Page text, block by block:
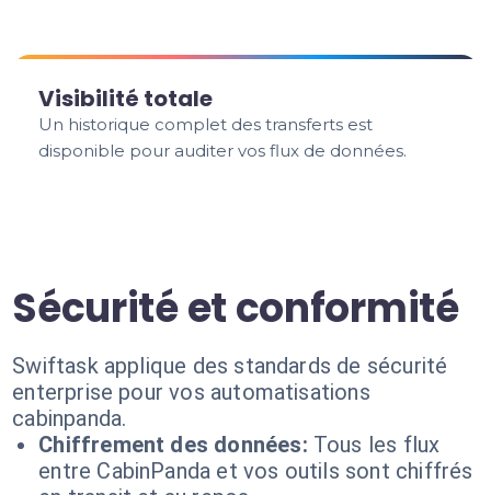
Visibilité totale
Un historique complet des transferts est
disponible pour auditer vos flux de données.
Sécurité et conformité
Swiftask applique des standards de sécurité
enterprise pour vos automatisations
cabinpanda.
Chiffrement des données: Tous les flux
entre CabinPanda et vos outils sont chiffrés